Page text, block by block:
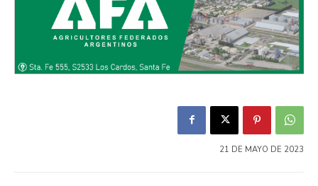
21 DE MAYO DE 2023